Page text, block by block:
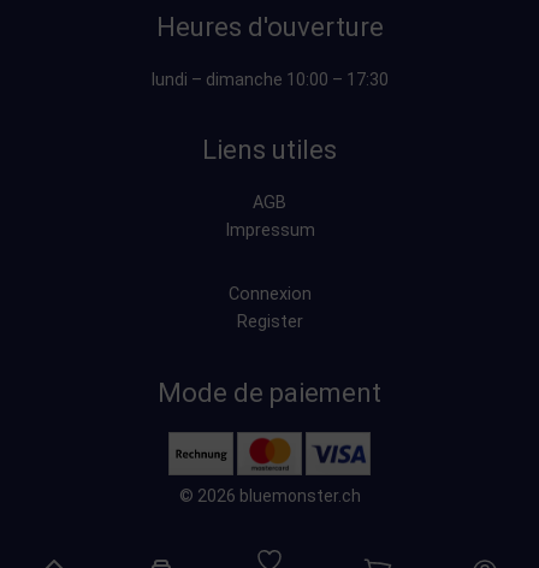
Heures d'ouverture
lundi – dimanche 10:00 – 17:30
Liens utiles
AGB
Impressum
Connexion
Register
Mode de paiement
© 2026 bluemonster.ch